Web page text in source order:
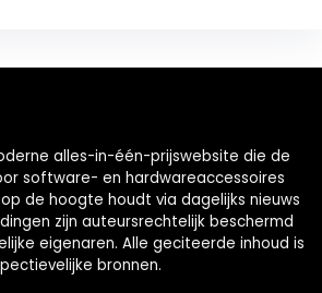
alles-in-één-prijswebsite die de
software- en hardwareaccessoires
de hoogte houdt via dagelijks nieuws
zijn auteursrechtelijk beschermd
eigenaren. Alle geciteerde inhoud is
bronnen.